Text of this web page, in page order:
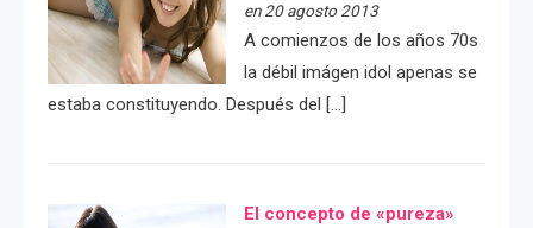
en 20 agosto 2013
A comienzos de los años 70s
la débil imágen idol apenas se
estaba constituyendo. Después del […]
El concepto de «pureza»